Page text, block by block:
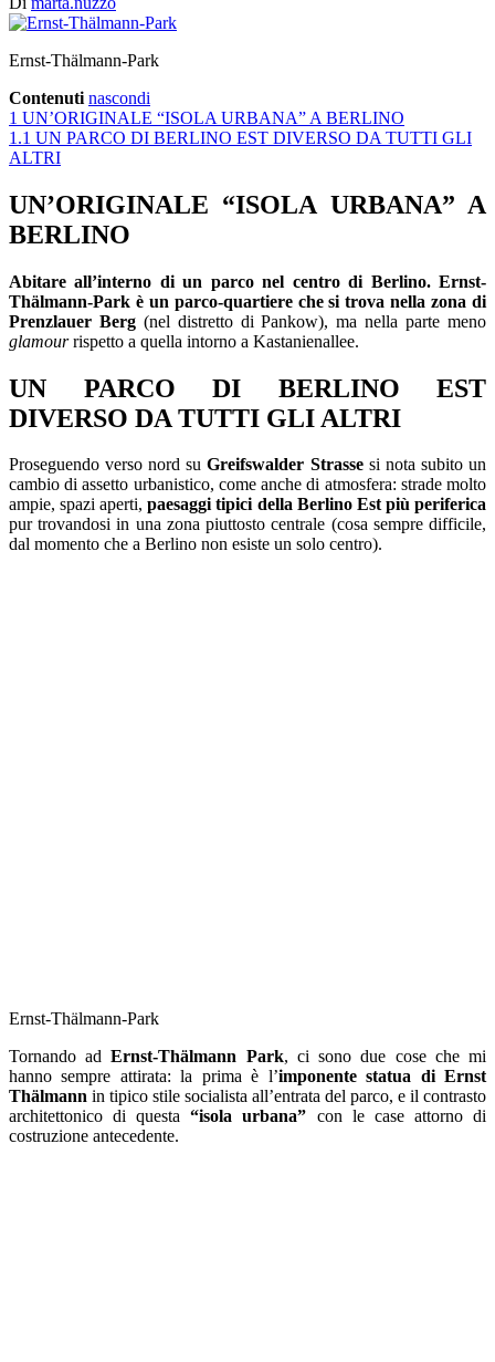
Ernst-Thälmann-Park
Contenuti nascondi
1 UN’ORIGINALE “ISOLA URBANA” A BERLINO
1.1 UN PARCO DI BERLINO EST DIVERSO DA TUTTI GLI
ALTRI
UN’ORIGINALE “ISOLA URBANA” A
BERLINO
Abitare all’interno di un parco nel centro di Berlino. Ernst-
Thälmann-Park è un parco-quartiere che si trova nella zona di
Prenzlauer Berg(nel distretto di Pankow), ma nella parte meno
glamourrispetto a quella intorno a Kastanienallee.
UN PARCO DI BERLINO EST
DIVERSO DA TUTTI GLI ALTRI
Proseguendo verso nord suGreifswalder Strassesi nota subito un
cambio di assetto urbanistico, come anche di atmosfera: strade molto
ampie, spazi aperti,paesaggi tipici della Berlino Est più periferica
pur trovandosi in una zona piuttosto centrale (cosa sempre difficile,
dal momento che a Berlino non esiste un solo centro).
Ernst-Thälmann-Park
Tornando adErnst-Thälmann Park, ci sono due cose che mi
hanno sempre attirata: la prima è l’imponente statua di Ernst
Thälmann in tipico stile socialista all’entrata del parco, e il contrasto
architettonico di questa“isola urbana” con le case attorno di
costruzione antecedente.